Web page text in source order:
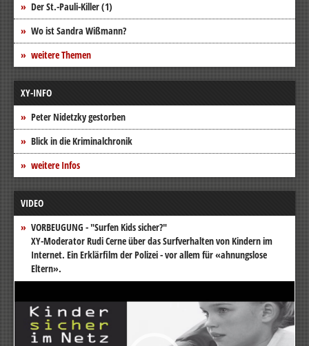
Der St.-Pauli-Killer (1)
Wo ist Sandra Wißmann?
weitere Themen
XY-INFO
Peter Nidetzky gestorben
Blick in die Kriminalchronik
weitere Infos
VIDEO
VORBEUGUNG - "Surfen Kids sicher?"
XY-Moderator Rudi Cerne über das Surfverhalten von Kindern im
Internet. Ein Erklärfilm der Polizei - vor allem für «ahnungslose
Eltern».
Video-